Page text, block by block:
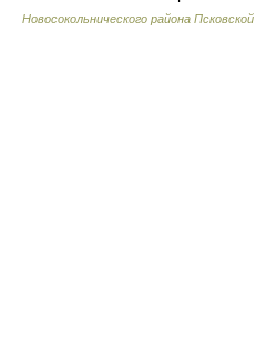
Новосокольнического района